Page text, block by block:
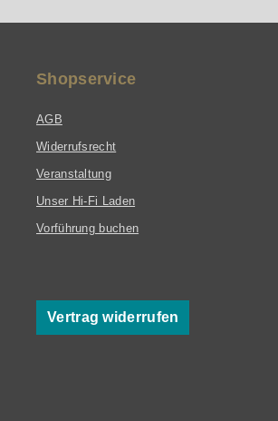
Shopservice
AGB
Widerrufsrecht
Veranstaltung
Unser Hi-Fi Laden
Vorführung buchen
Vertrag widerrufen